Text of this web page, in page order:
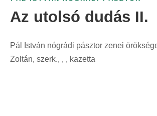
t
t
:
Az utolsó dudás II.
Pál István nógrádi pásztor zenei
Zoltán, szerk., , , kazetta